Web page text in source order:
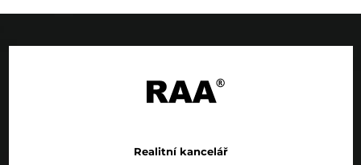
Realitní kancelář